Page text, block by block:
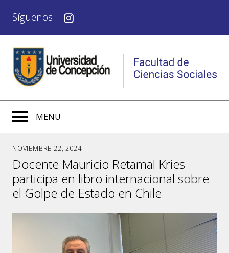
Síguenos
MENU
NOVIEMBRE 22, 2024
Docente Mauricio Retamal Kries
participa en libro internacional sobre
el Golpe de Estado en Chile